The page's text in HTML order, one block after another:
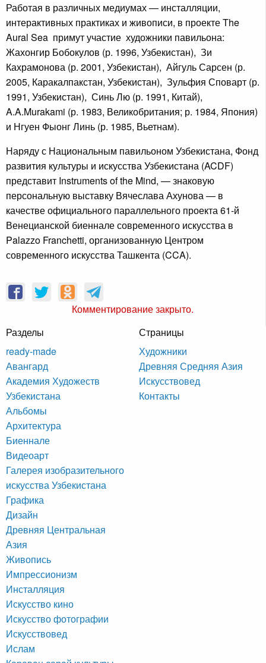
Работая в различных медиумах — инсталляции,
интерактивных практиках и живописи, в проекте The
Aural Sea примут участие художники павильона:
Жахонгир Бобокулов (р. 1996, Узбекистан), Зи
Кахрамонова (р. 2001, Узбекистан), Айгуль Сарсен (р.
2005, Каракалпакстан, Узбекистан), Зульфия Споварт (р.
1991, Узбекистан), Синь Лю (р. 1991, Китай),
A.A.Murakami (р. 1983, Великобритания; р. 1984, Япония)
и Нгуен Фыонг Линь (р. 1985, Вьетнам).
Наряду с Национальным павильоном Узбекистана, Фонд
развития культуры и искусства Узбекистана (ACDF)
представит Instruments of the Mind, — знаковую
персональную выставку Вячеслава Ахунова — в
качестве официального параллельного проекта 61-й
Венецианской биеннале современного искусства в
Palazzo Franchetti, организованную Центром
современного искусства Ташкента (CCA).
Комментирование закрыто.
Разделы
ready-made
Авангард
Академия Художеств
Узбекистана
Альбомы
Архитектура
Биеннале
Видеоарт
Галерея изобразительного
искусства Узбекистана
Графика
Дизайн
Древняя Центральная
Азия
Живопись
Импрессионизм
Инсталляция
Искусство кино
Искусство фотографии
Искусствовед
Ислам
Страницы
Художники
Древняя Средняя Азия
Искусствовед
Контакты